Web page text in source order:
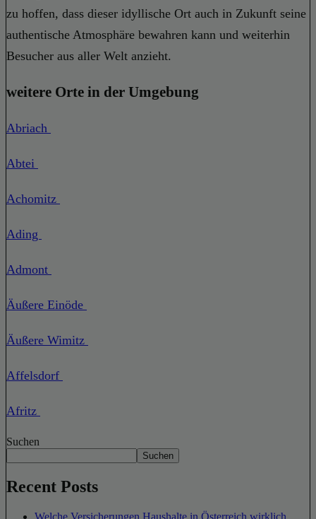
zu hoffen, dass dieser idyllische Ort auch in Zukunft seine
authentische Atmosphäre bewahren kann und weiterhin
Besucher aus aller Welt anzieht.
weitere Orte in der Umgebung
Abriach
Abtei
Achomitz
Ading
Admont
Äußere Einöde
Äußere Wimitz
Affelsdorf
Afritz
Suchen
Suchen
Recent Posts
Welche Versicherungen Haushalte in Österreich wirklich